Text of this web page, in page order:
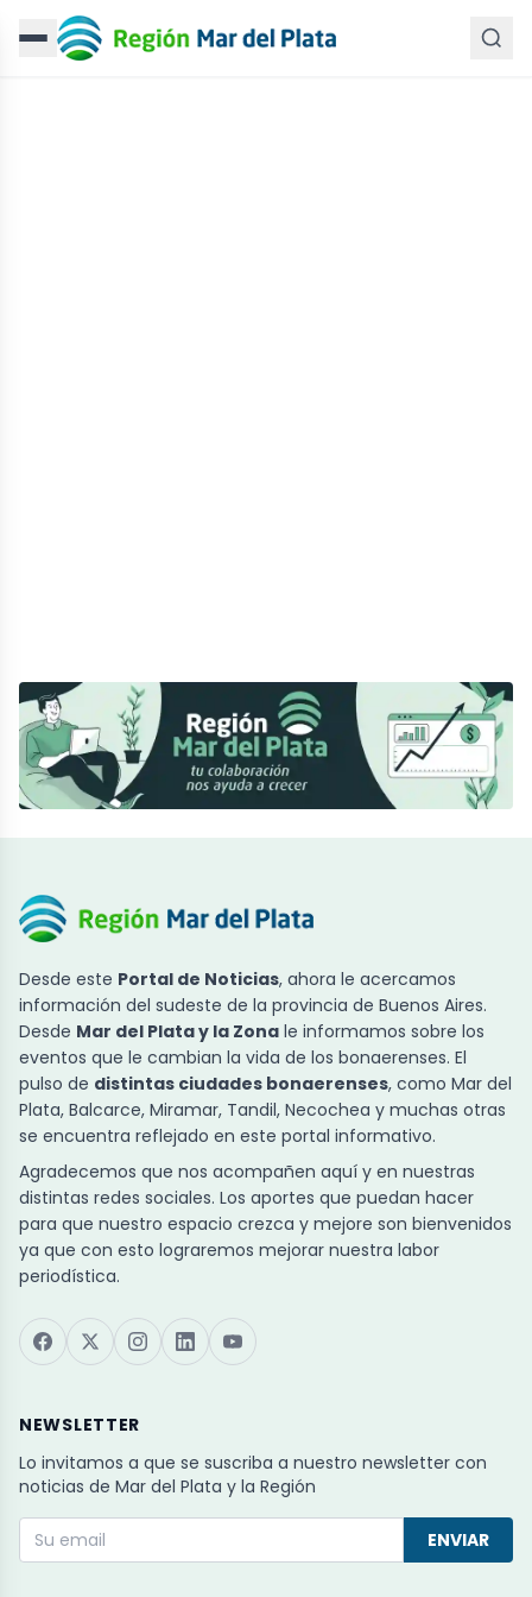
Desde este Portal de Noticias, ahora le acercamos
información del sudeste de la provincia de Buenos Aires.
Desde Mar del Plata y la Zona le informamos sobre los
eventos que le cambian la vida de los bonaerenses. El
pulso de distintas ciudades bonaerenses, como Mar del
Plata, Balcarce, Miramar, Tandil, Necochea y muchas otras
se encuentra reflejado en este portal informativo.
Agradecemos que nos acompañen aquí y en nuestras
distintas redes sociales. Los aportes que puedan hacer
para que nuestro espacio crezca y mejore son bienvenidos
ya que con esto lograremos mejorar nuestra labor
periodística.
NEWSLETTER
Lo invitamos a que se suscriba a nuestro newsletter con
noticias de Mar del Plata y la Región
ENVIAR